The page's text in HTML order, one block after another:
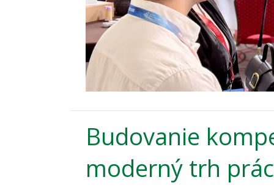
Budovanie
moderný trh